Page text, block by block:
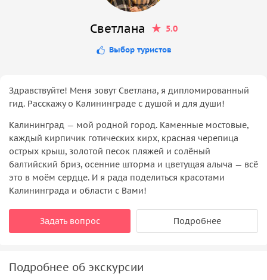
Светлана 5.0
Выбор туристов
Здравствуйте! Меня зовут Светлана, я дипломированный
гид. Расскажу о Калининграде с душой и для души!
Калининград — мой родной город. Каменные мостовые,
каждый кирпичик готических кирх, красная черепица
острых крыш, золотой песок пляжей и солёный
балтийский бриз, осенние шторма и цветущая алыча — всё
это в моём сердце. И я рада поделиться красотами
Калининграда и области с Вами!
Задать вопрос Подробнее
Подробнее об экскурсии